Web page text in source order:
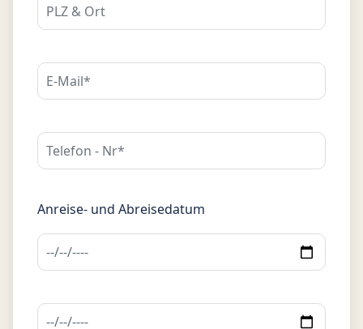
Anreise- und Abreisedatum